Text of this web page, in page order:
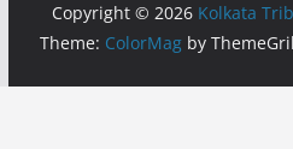
Copyright © 2026 Kolkata
Theme: ColorMagby